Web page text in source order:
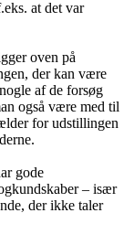
at det var
oven på
der kan være
af de forsøg
også være med til
for udstillingen
gode
– især
der ikke taler